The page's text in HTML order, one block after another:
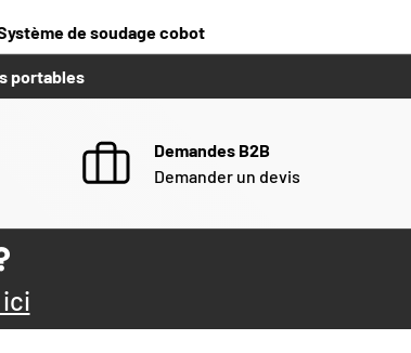
de soudage cobot
portables
Demandes B2B
Demander un devis